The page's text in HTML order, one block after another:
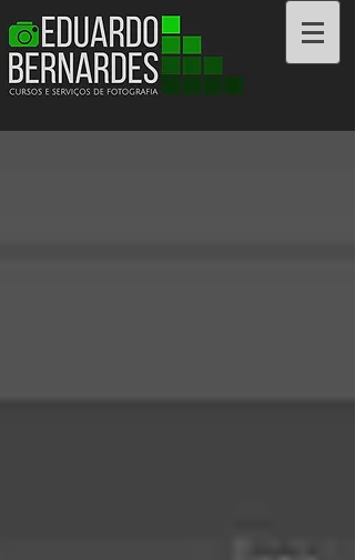
Cursos e Serviços